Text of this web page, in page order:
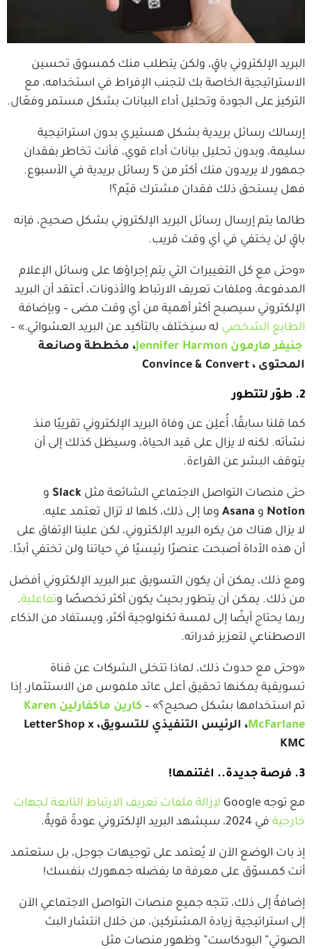
البريد الإلكتروني باقٍ، ولكن يتطلب منك كمسوق تحسين
الاستراتيجية الخاصة بك لتجنب الإفراط في استخدامه، مع
التركيز على الجودة وتحليل أداء البيانات بشكل مستمر وفعّال.
إرسالك رسائل بريدية بشكل هستيري بدون استراتيجية
سليمة، وبدون تحليل بيانات أداء قوي، فأنت تخاطر بفقدان
جمهور لا يريدون منك أكثر من 5 رسائل بريدية في الأسبوع.
فهل يستحق ذلك فقدان مشترك قيّم؟!
طالما يتم إرسال رسائل البريد الإلكتروني بشكل صحيح، فإنه
باقٍ لن يختفي في أي وقت قريب.
«وحتى مع كل التغييرات التي يتم إجراؤها على وسائل الإعلام
المدفوعة، وملفات تعريف الارتباط والأذونات، أعتقد أن البريد
الإلكتروني سيصبح أكثر أهمية من أي وقت مضى – وبإضافة
الطابع الشخصي له سيختلف بالتأكيد عن البريد العشوائي.» –
جنيفر هارمون Jennifer Harmon
، مخططة وصانعة
المحتوى ، Convince & Convert
2. طوّر لتتطور
كما قلنا سابقًا، أُعلِن عن وفاة البريد الإلكتروني تقريبًا منذ
نشأته. لكنه لا يزال على قيد الحياة، وسيظل كذلك إلى أن
يتوقف البشر عن القراءة.
حتى منصات التواصل الاجتماعي الشائعة مثل Slack و
Notion و Asana وما إلى ذلك، كلها لا تزال تعتمد عليه.
لا يزال هناك من يكره البريد الإلكتروني، لكن علينا الإتفاق على
أن هذه الأداة أصبحت عنصرًا رئيسيًا في حياتنا ولن تختفي أبدًا.
ومع ذلك، يمكن أن يكون التسويق عبر البريد الإلكتروني أفضل
من ذلك. يمكن أن يتطور بحيث يكون أكثر تخصصًا وتفاعلية.
ربما يحتاج أيضًا إلى لمسة تكنولوجية أكثر، ويستفاد من الذكاء
الاصطناعي لتعزيز قدراته.
«وحتى مع حدوث ذلك، لماذا تتخلى الشركات عن قناة
تسويقية يمكنها تحقيق أعلى عائد ملموس من الاستثمار، إذا
تم استخدامها بشكل صحيح؟» –
كارين ماكفارلين Karen
McFarlane
، الرئيس التنفيذي للتسويق، LetterShop x
KMC
3. فرصة جديدة.. اغتنمها!
مع توجه Google
لإزالة ملفات تعريف الارتباط التابعة لجهات
خارجية في 2024، سيشهد البريد الإلكتروني عودةً قويةً.
إذ بات الوضع الآن لا يُعتمد على توجيهات جوجل، بل ستعتمد
أنت كمسوّق على معرفة ما يفضله جمهورك بنفسك!
إضافةً إلى ذلك، تتجه جميع منصات التواصل الاجتماعي الآن
إلى استراتيجية زيادة المشتركين، من خلال انتشار البث
الصوتي” البودكاست” وظهور منصات مثل